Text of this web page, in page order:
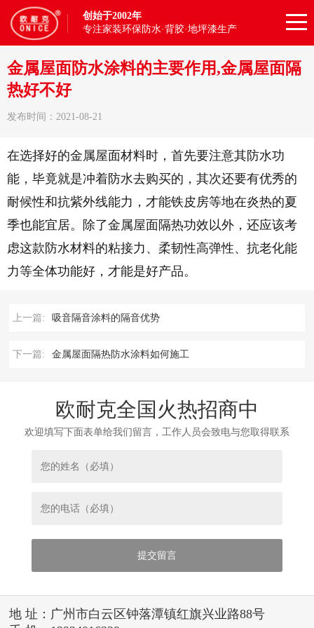
创始于2002年
专注家装环保防水·背胶·地坪漆生产
金属屋面防水涂料的主要作用,金属屋面隔
热好不好
发布时间：2021-08-21
在选择好的金属屋面材料时，首先要注意其防水功
能，毕竟就是冲着防水去购买的，其次还要有优秀的
耐候性和抗紫外线能力，才能铁皮房等地在炎热的夏
季也能宜居。除了金属屋面隔热功效以外，还应该考
虑这款防水材料的粘接力、柔韧性高弹性、抗老化能
力等全体功能好，才能是好产品。
上一篇: 吸音隔音涂料的隔音优势
下一篇: 金属屋面隔热防水涂料如何施工
欧耐克全国火热招商中
欢迎填写下面表单给我们留言，工作人员会致电与您取得联系
地 址：广州市白云区钟落潭镇红旗兴业路88号